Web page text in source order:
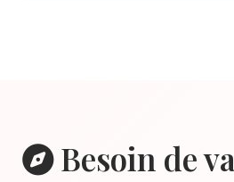
Besoin de